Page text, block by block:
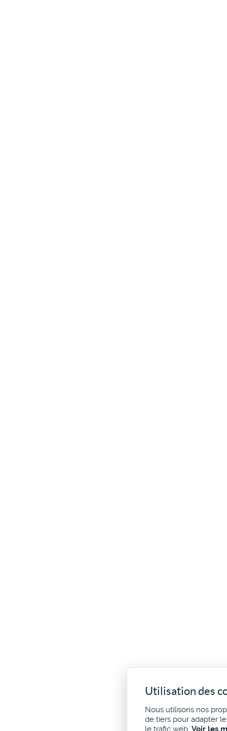
Utilisation des
Nous utilisons nos
de tiers pour adapter
le trafic web. Voir les